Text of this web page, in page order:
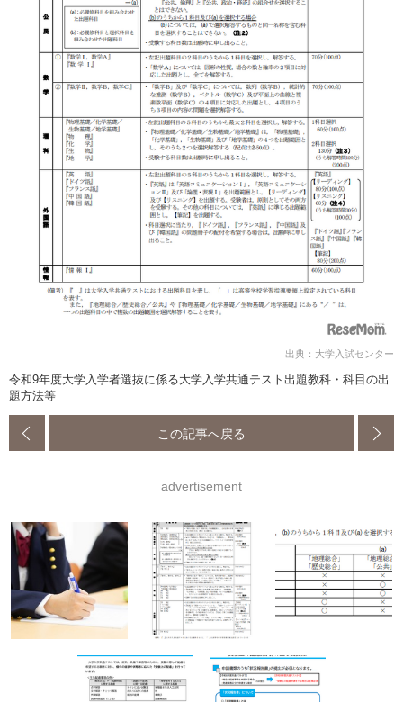
出典：大学入試センター
令和9年度大学入学者選抜に係る大学入学共通テスト出題教科・科目の出
題方法等
この記事へ戻る
advertisement